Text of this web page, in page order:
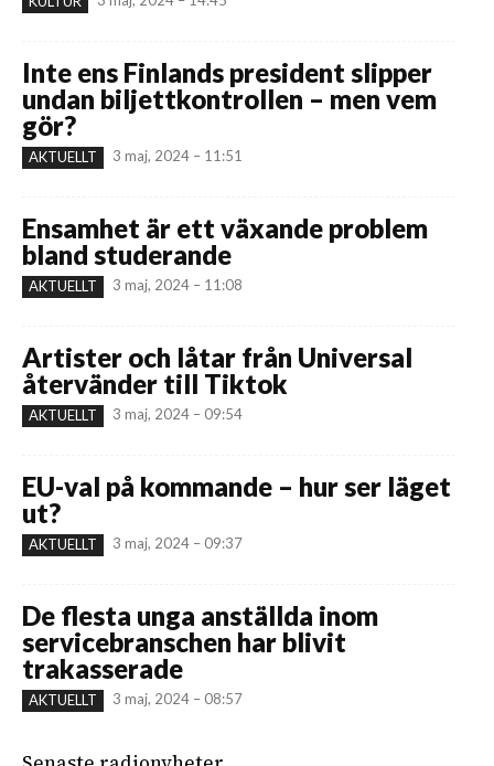
Inte ens Finlands president slipper
undan biljettkontrollen – men vem
gör?
AKTUELLT 3 maj, 2024 – 11:51
Ensamhet är ett växande problem
bland studerande
AKTUELLT 3 maj, 2024 – 11:08
Artister och låtar från Universal
återvänder till Tiktok
AKTUELLT 3 maj, 2024 – 09:54
EU-val på kommande – hur ser läget
ut?
AKTUELLT 3 maj, 2024 – 09:37
De flesta unga anställda inom
servicebranschen har blivit
trakasserade
AKTUELLT 3 maj, 2024 – 08:57